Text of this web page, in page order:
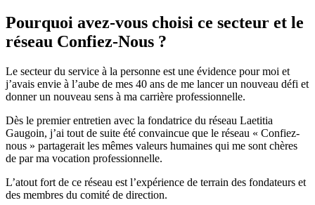
Pourquoi avez-vous choisi ce secteur et le
réseau Confiez-Nous ?
Le secteur du service à la personne est une évidence pour moi et
j’avais envie à l’aube de mes 40 ans de me lancer un nouveau défi et
donner un nouveau sens à ma carrière professionnelle.
Dès le premier entretien avec la fondatrice du réseau Laetitia
Gaugoin, j’ai tout de suite été convaincue que le réseau « Confiez-
nous » partagerait les mêmes valeurs humaines qui me sont chères
de par ma vocation professionnelle.
L’atout fort de ce réseau est l’expérience de terrain des fondateurs et
des membres du comité de direction.